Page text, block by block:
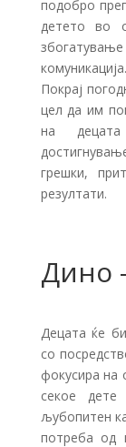
подобро
детето во
комуникација.
Покрај
цел да им
на децата
грешки,
резултати.
Дино
Децата ќе
со
фокусира на
секое
љубопитен
потреба од